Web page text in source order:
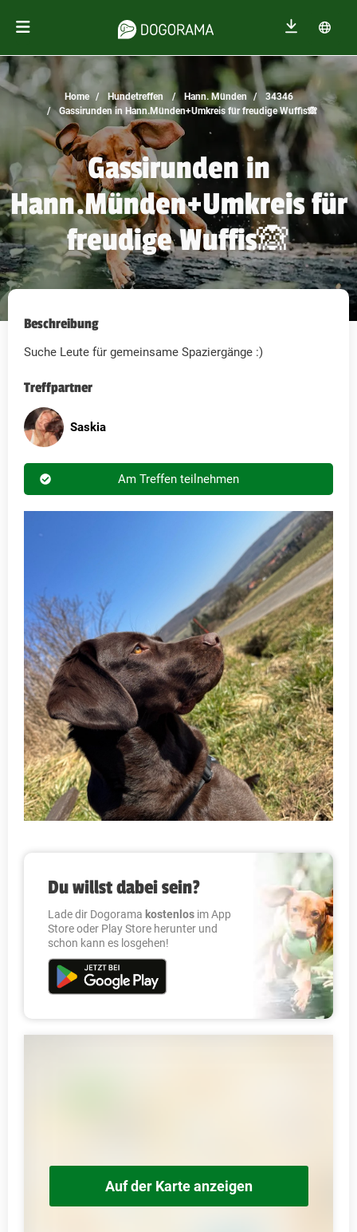
Home Hundetreffen Hann. Münden
34346
Gassirunden in Hann.Münden+Umkreis für freudige Wuffis🙈
Gassirunden in
Hann.Münden+Umkreis für
freudige Wuffis🙈
Beschreibung
Suche Leute für gemeinsame Spaziergänge :)
Treffpartner
Saskia
Am Treffen teilnehmen
Du willst dabei sein?
Lade dir Dogorama kostenlos im App
Store oder Play Store herunter und
schon kann es losgehen!
Auf der Karte anzeigen